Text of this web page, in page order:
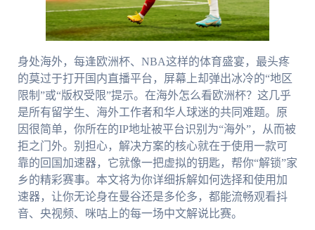
身处海外，每逢欧洲杯、NBA这样的体育盛宴，最头疼
的莫过于打开国内直播平台，屏幕上却弹出冰冷的“地区
限制”或“版权受限”提示。在海外怎么看欧洲杯？这几乎
是所有留学生、海外工作者和华人球迷的共同难题。原
因很简单，你所在的IP地址被平台识别为“海外”，从而被
拒之门外。别担心，解决方案的核心就在于使用一款可
靠的回国加速器，它就像一把虚拟的钥匙，帮你“解锁”家
乡的精彩赛事。本文将为你详细拆解如何选择和使用加
速器，让你无论身在曼谷还是多伦多，都能流畅观看抖
音、央视频、咪咕上的每一场中文解说比赛。